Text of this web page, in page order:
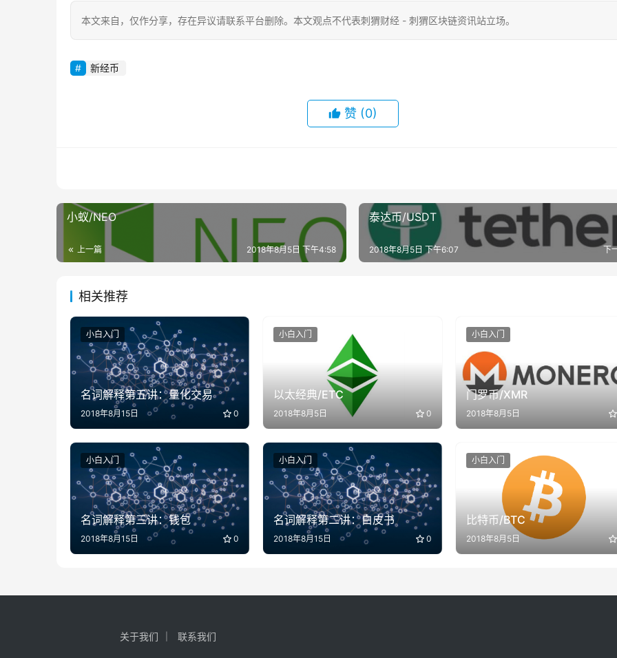
本文来自 ，仅作分享，存在异议请联系平台删除。本文观点不代表刺猬财经 - 刺猬区块链资讯站立场。
新经币
赞 (0)
小蚁/NEO
上一篇 2018年8月5日 下午4:58
泰达币/USDT
下
2018年8月5日 下午6:07
相关推荐
名词解释第五讲：量化交易
2018年8月15日 0
小白入门
以太经典/ETC
2018年8月5日 0
小白入门
门罗币/XMR
2018年8月5日
小白入门
名词解释第三讲：钱包
2018年8月15日 0
小白入门
名词解释第二讲：白皮书
2018年8月15日 0
小白入门
比特币/BTC
2018年8月5日
小白入门
关于我们 联系我们